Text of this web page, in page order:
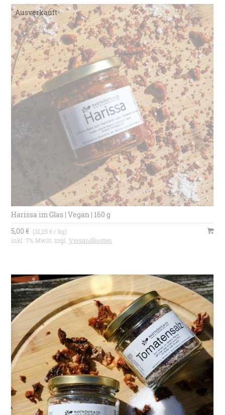
Harissa im Glas | Vegan | 160 g
5,00 € (31,25 € / kg)
inkl. 7% MwSt. zzgl.Versandkosten